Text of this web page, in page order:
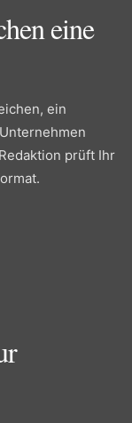
eine
ein
prüft Ihr